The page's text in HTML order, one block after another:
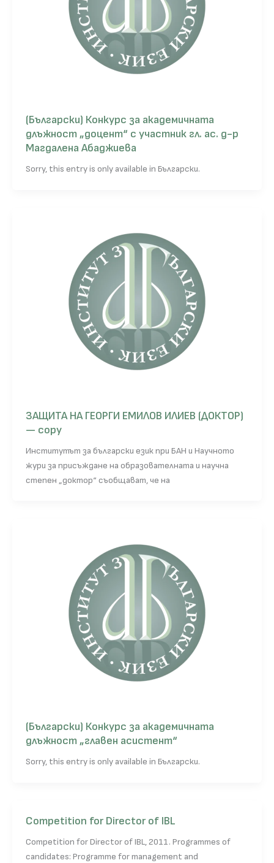
(Български) Конкурс за академичната
длъжност „доцент“ с участник гл. ас. д-р
Магдалена Абаджиева
Sorry, this entry is only available in Български.
ЗАЩИТА НА ГЕОРГИ ЕМИЛОВ ИЛИЕВ (ДОКТОР)
— copy
Институтът за български език при БАН и Научното
жури за присъждане на образователната и научна
степен „доктор“ съобщават, че на
(Български) Конкурс за академичната
длъжност „главен асистент“
Sorry, this entry is only available in Български.
Competition for Director of IBL
Competition for Director of IBL, 2011. Programmes of
candidates: Programme for management and